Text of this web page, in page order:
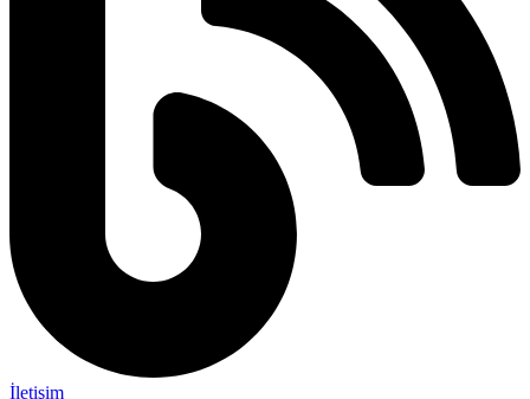
İletişim